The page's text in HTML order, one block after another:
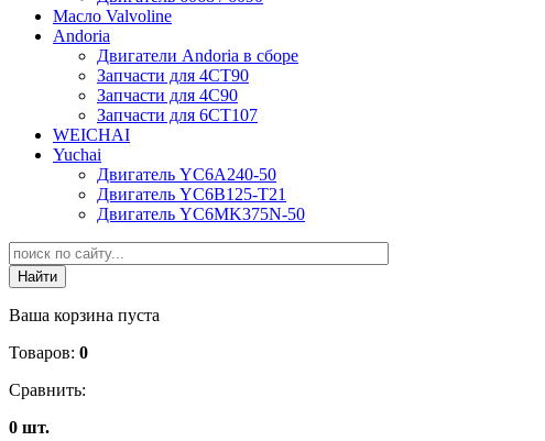
Масло Valvoline
Andoria
Двигатели Andoria в сборе
Запчасти для 4CT90
Запчасти для 4С90
Запчасти для 6CT107
WEICHAI
Yuchai
Двигатель YC6A240-50
Двигатель YC6B125-T21
Двигатель YC6MK375N-50
Ваша корзина пуста
Товаров: 0
Сравнить:
0 шт.